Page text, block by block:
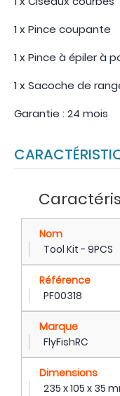
1 x Pince coupante
1 x Pince à épiler à
1 x Sacoche de
Garantie : 24 mois
Nom
Tool Kit - 9PCS
Référence
PF00318
Marque
FlyFishRC
Dimensions
235 x 105 x 35